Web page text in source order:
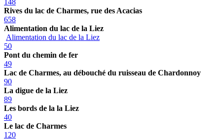
Rives du lac de Charmes, rue des Acacias
658
Alimentation du lac de la Liez
Alimentation du lac de la Liez
50
Pont du chemin de fer
49
Lac de Charmes, au débouché du ruisseau de Chardonnoy
90
La digue de la Liez
89
Les bords de la la Liez
40
Le lac de Charmes
120